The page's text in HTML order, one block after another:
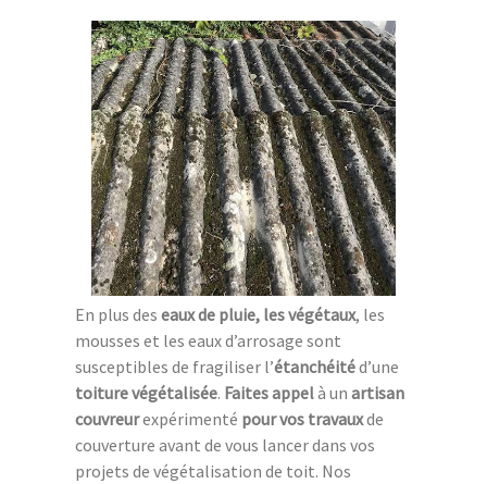
En plus des eaux de pluie, les végétaux, les
mousses et les eaux d’arrosage sont
susceptibles de fragiliser l’étanchéitéd’une
toiture végétalisée. Faites appelà un artisan
couvreurexpérimenté pour vos travauxde
couverture avant de vous lancer dans vos
projets de végétalisation de toit. Nos